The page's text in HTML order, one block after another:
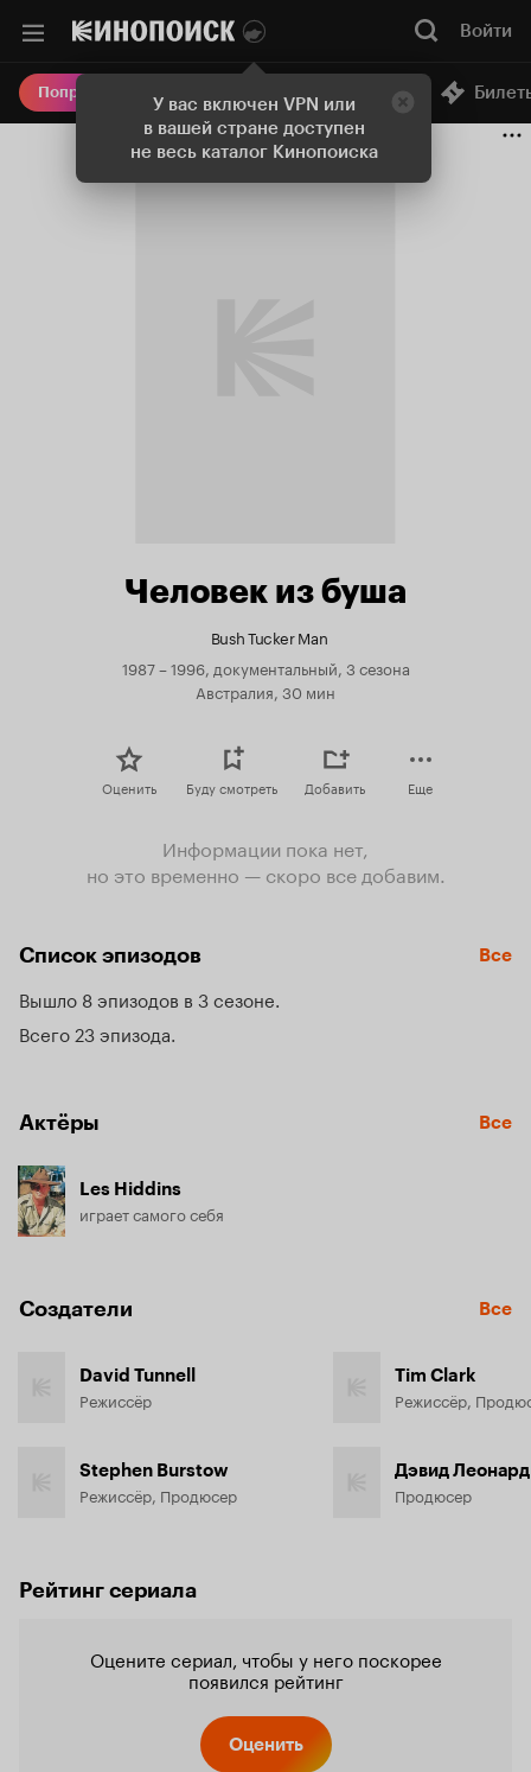
У вас включен VPN или
в вашей стране доступен
не весь каталог Кинопоиска
Войти
Попробовать Плюс Онлайн-кинотеатр
Человек из буша
Bush Tucker Man
1987 – 1996, документальный, 3 сезона
Австралия, 30 мин
Оценить Буду смотреть Добавить Еще
Информации пока нет,
но это временно — скоро все добавим.
Список эпизодов Все
Вышло 8 эпизодов в 3 сезоне
Всего 23 эпизода
Актёры Все
Les Hiddins
играет самого себя
Создатели Все
David Tunnell
Режиссёр
Stephen Burstow
Режиссёр, Продюсер
Tim Clark
Режиссёр,
Дэвид Леонард
Продюсер
Рейтинг сериала
Оцените сериал, чтобы у него поскорее
появился рейтинг
Оценить